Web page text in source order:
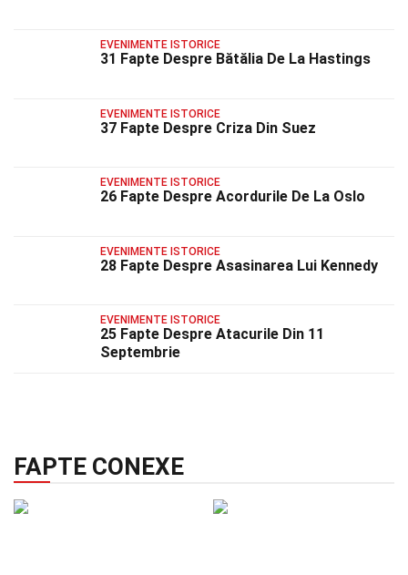
EVENIMENTE ISTORICE
31 Fapte Despre Bătălia De La Hastings
EVENIMENTE ISTORICE
37 Fapte Despre Criza Din Suez
EVENIMENTE ISTORICE
26 Fapte Despre Acordurile De La Oslo
EVENIMENTE ISTORICE
28 Fapte Despre Asasinarea Lui Kennedy
EVENIMENTE ISTORICE
25 Fapte Despre Atacurile Din 11
Septembrie
FAPTE CONEXE